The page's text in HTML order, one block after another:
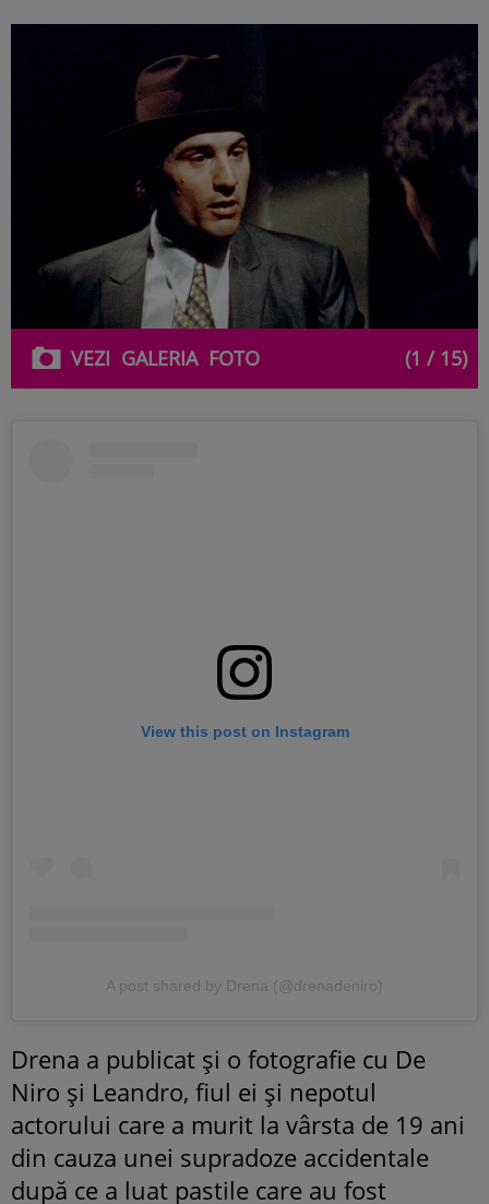
VEZI GALERIAFOTO (1 / 15)
View this post on Instagram
A post shared by Drena (@drenadeniro)
Drena a publicat și o fotografie cu De
Niro și Leandro, fiul ei și nepotul
actorului care a murit la vârsta de 19 ani
din cauza unei supradoze accidentale
după ce a luat pastile care au fost